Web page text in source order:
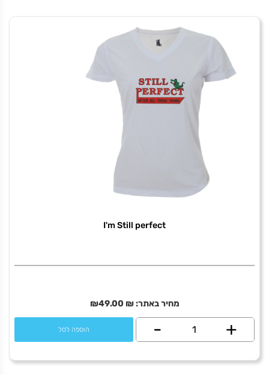
Japan
I'm Still perfect
מחיר באתר:₪
₪49.00
+
כמות
Still
- הוספה לסל